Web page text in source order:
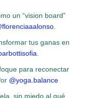
un “vision board”
.
tus ganas en
.
para reconectar
@yoga.balance
sin miedo al qué